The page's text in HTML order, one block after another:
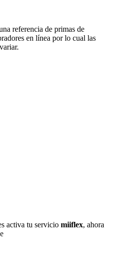
referencia de primas de
en línea por lo cual las
activa tu servicio miiflex, ahora